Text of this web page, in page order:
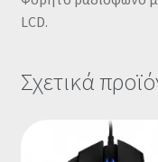
LCD.
Σχετικά